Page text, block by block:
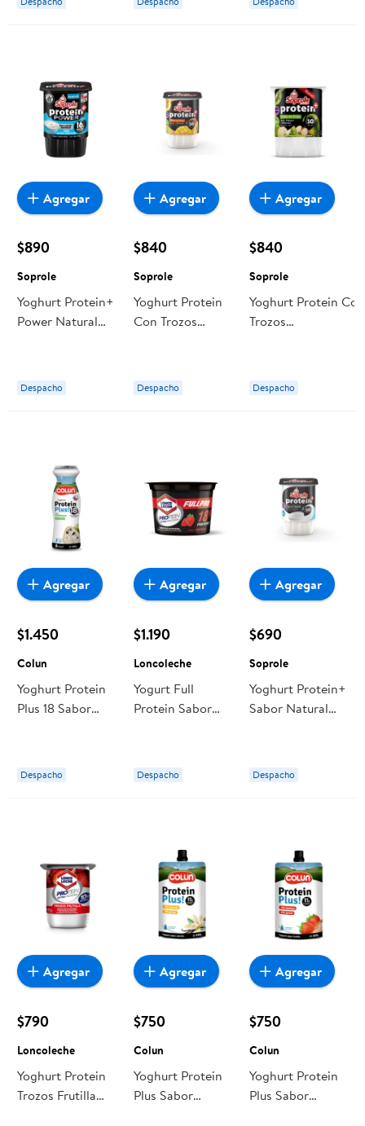
$890
Soprole
Yoghurt Protein+
Power Natural
Despacho
Agregar
$840
Soprole
Yoghurt Protein
Con Trozos
155 gr Soprole
Despacho
Agregar
$840
Soprole
Yoghurt Protein Con
Trozos
Despacho
Agregar
$1.450
Colun
Yoghurt Protein
Plus 18 Sabor
Colun
Despacho
Agregar
$1.190
Loncoleche
Yogurt Full
Protein Sabor
Despacho
Agregar
$690
Soprole
Yoghurt Protein+
Sabor Natural
Despacho
Agregar
$790
Loncoleche
Yoghurt Protein
Trozos Frutilla
Agregar
$750
Colun
Yoghurt Protein
Plus Sabor
Agregar
$750
Colun
Yoghurt Protein
Plus Sabor
Agregar